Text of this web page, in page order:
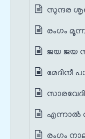
സുന്ദര
രംഗം
ജയ ജയ
മേദിനീ
എന്നാൽ
രംഗം